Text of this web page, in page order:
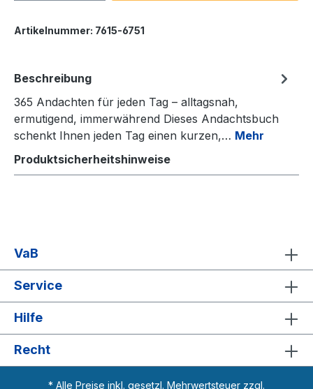
Artikelnummer: 7615-6751
Beschreibung
365 Andachten für jeden Tag – alltagsnah,
ermutigend, immerwährend Dieses Andachtsbuch
schenkt Ihnen jeden Tag einen kurzen,… Mehr
Produktsicherheitshinweise
VaB
Service
Hilfe
Recht
* Alle Preise inkl. gesetzl. Mehrwertsteuer zzgl.